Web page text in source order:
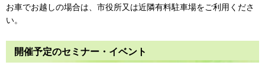
お車でお越しの場合は、市役所又は近隣有料駐車場をご利用くださ
い。
開催予定のセミナー・イベント